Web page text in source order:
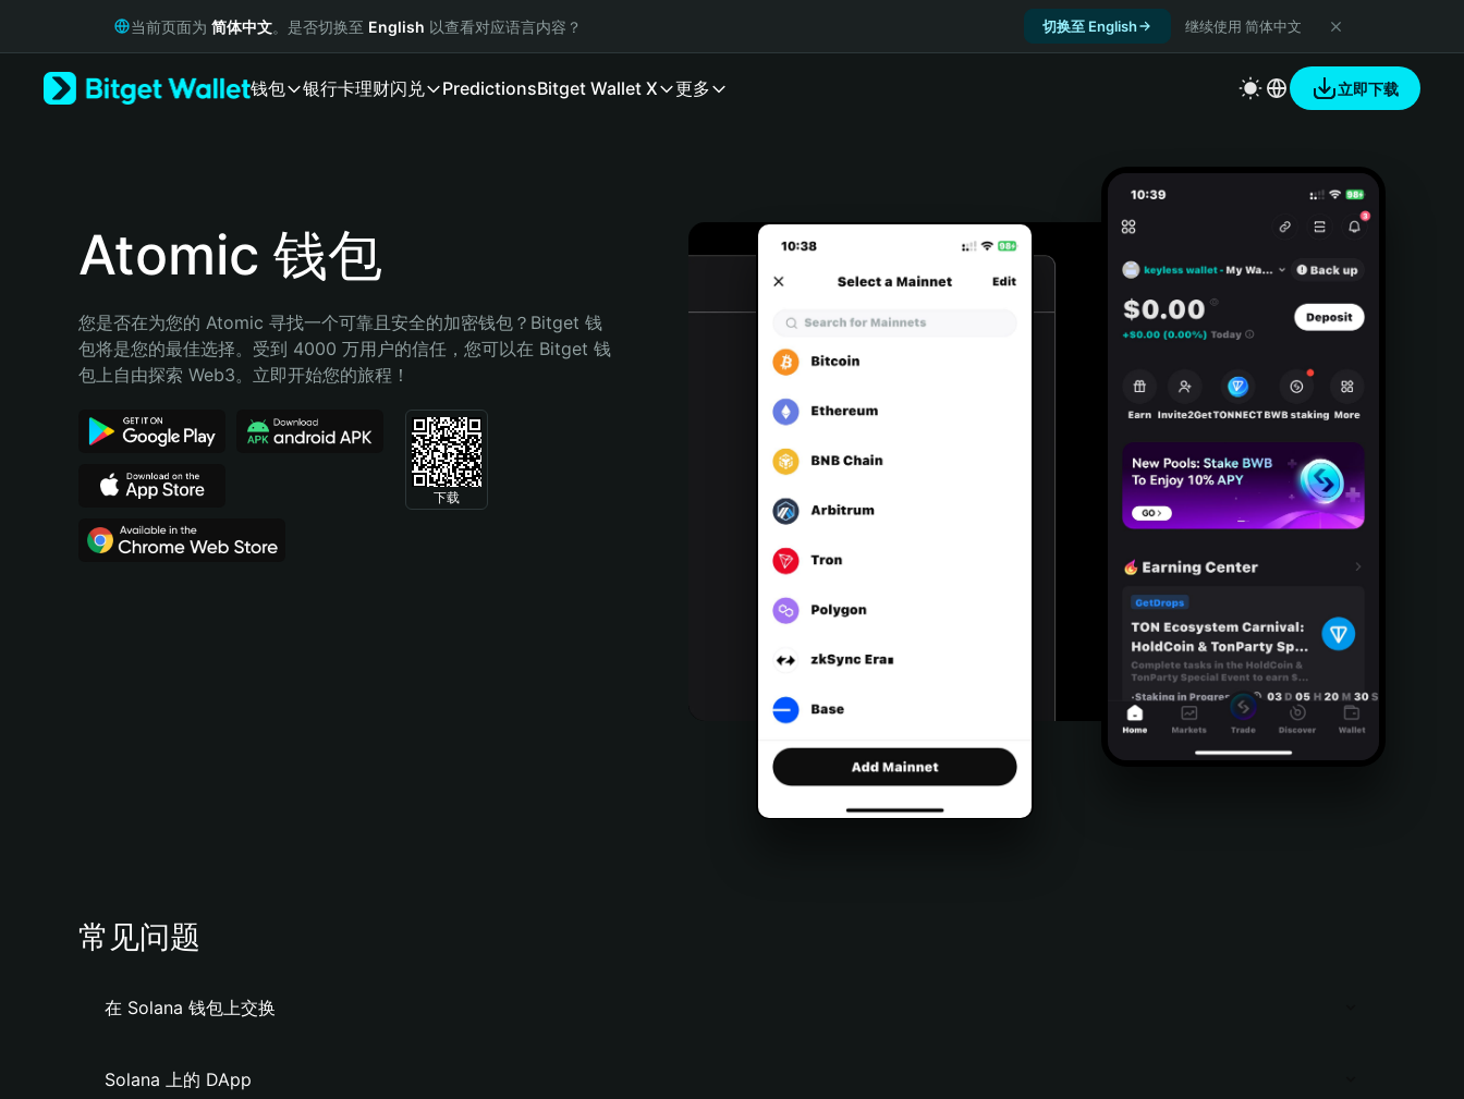
Русский
Bahasa Indonesia
Español (Argentina)
当前页面为 简体中文。是否切换至 English 以查看对应语言内容？ 切换至 English 继续使用 简体中文
钱包 银行卡理财闪兑 PredictionsBitget Wallet X 更多 立即下载
Atomic 钱包
您是否在为您的 Atomic 寻找一个可靠且安全的加密钱包？Bitget 钱
包将是您的最佳选择。受到 4000 万用户的信任，您可以在 Bitget 钱
包上自由探索 Web3。立即开始您的旅程！
下载
常见问题
在 Solana 钱包上交换
Solana 上的 DApp